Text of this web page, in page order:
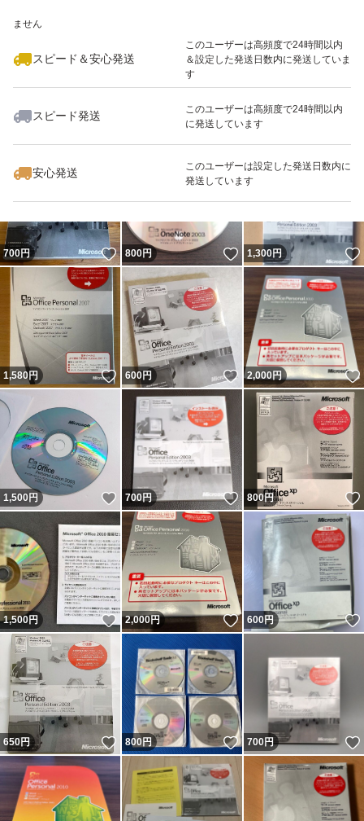
ません
スピード＆安心発送
このユーザーは高頻度で24時間以内
＆設定した発送日数内に発送していま
す
スピード発送
このユーザーは高頻度で24時間以内
に発送しています
安心発送
このユーザーは設定した発送日数内に
発送しています
いいね！
1,300
700円 いいね！
800円 いいね！
1,300円
1,580円 いいね！
600円 いいね！
2,000円
1,500円 いいね！
700円 いいね！
800円
1,500円 いいね！
2,000円 いいね！
600円
650円 いいね！
800円 いいね！
700円